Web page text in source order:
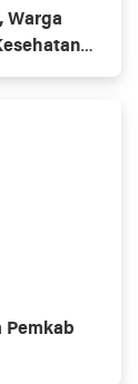
Warga
Pemkab